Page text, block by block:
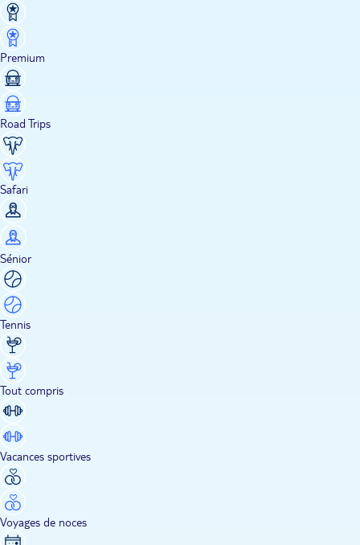
Premium
Road Trips
Safari
Sénior
Tennis
Tout compris
Vacances sportives
Voyages de noces